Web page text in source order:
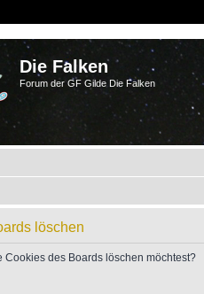
Die Falken
Forum der GF Gilde Die Falken
löschen
Cookies des Boards löschen möchtest?